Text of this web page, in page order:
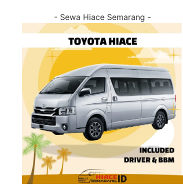
- Sewa Hiace Semarang -